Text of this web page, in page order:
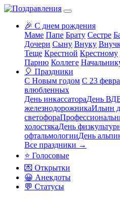
🎉 С днем рождения
Маме Папе Брату Сестре
Дочери Сыну Внуку
Теще Крестной Крестному
Парню Коллеге
🎈 Праздники
С Новым годом С 23
влюбленных
День инкассатораДень
железнодорожникаИльин
светофора
холостякаДень
офтальмологииДень
Все праздники →
⭐ Голосовые
💌 Открытки
😀 Анекдоты
💬 Статусы